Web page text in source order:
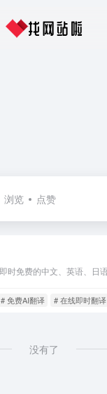
浏览 点赞
# 免费AI翻译 # 在线即时翻译
没有了